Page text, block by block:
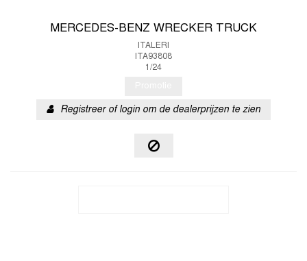
MERCEDES-BENZ WRECKER TRUCK
ITALERI
ITA93808
1/24
Registreer of login om de dealerprijzen te zien